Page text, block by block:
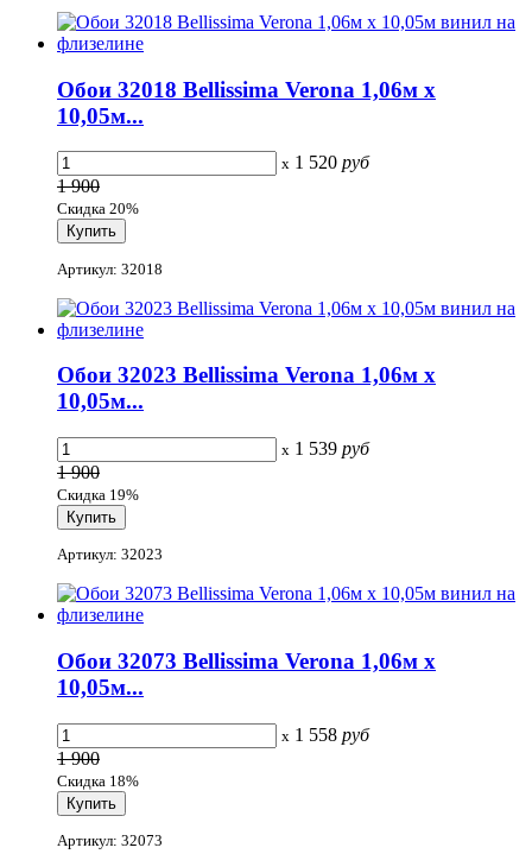
Обои 32018 Bellissima Verona 1,06м х
10,05м...
x 1 520 руб
1 900
Скидка 20%
Артикул: 32018
Обои 32023 Bellissima Verona 1,06м х
10,05м...
x 1 539 руб
1 900
Скидка 19%
Артикул: 32023
Обои 32073 Bellissima Verona 1,06м х
10,05м...
x 1 558 руб
1 900
Скидка 18%
Артикул: 32073